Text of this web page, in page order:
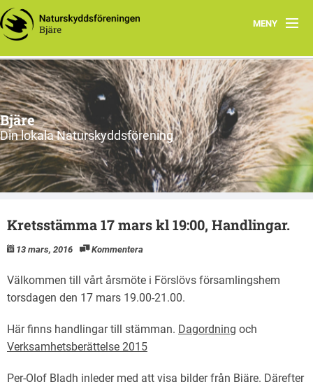
MENY
Hem
Om oss
Styrelsen
Program
Vad vi gör!
Bjäre
Din lokala Naturskyddsförening
Kretsstämma 17 mars kl 19:00, Handlingar.
13 mars, 2016 Kommentera
Välkommen till vårt årsmöte i Förslövs församlingshem
torsdagen den 17 mars 19.00-21.00.
Här finns handlingar till stämman. Dagordning och
Verksamhetsberättelse 2015
Per-Olof Bladh inleder med att visa bilder från Bjäre. Därefter